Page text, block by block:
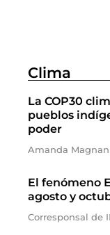
Clima
La COP30
pueblos
poder
Amanda
El fenómeno
agosto y
Corresponsal de